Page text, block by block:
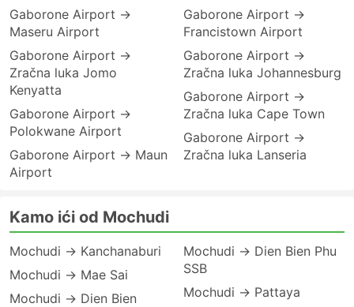
Gaborone Airport →
Maseru Airport
Gaborone Airport →
Zračna luka Jomo
Kenyatta
Gaborone Airport →
Polokwane Airport
Gaborone Airport → Maun
Airport
Gaborone Airport →
Francistown Airport
Gaborone Airport →
Zračna luka Johannesburg
Gaborone Airport →
Zračna luka Cape Town
Gaborone Airport →
Zračna luka Lanseria
Kamo ići od Mochudi
Mochudi → Kanchanaburi
Mochudi → Mae Sai
Mochudi → Dien Bien
Mochudi → Dien Bien Phu
SSB
Mochudi → Pattaya